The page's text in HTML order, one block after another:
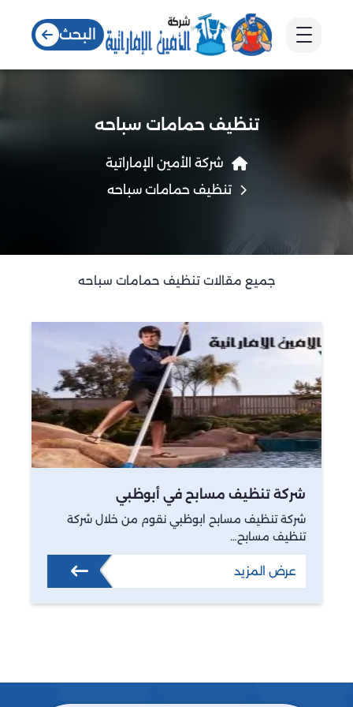
البحث
تنظيف حمامات سباحه
شركة الأمين الإماراتية
تنظيف حمامات سباحه
جميع مقالات تنظيف حمامات سباحه
شركة تنظيف مسابح في أبوظبي
شركة تنظيف مسابح ابوظبي نقوم من خلال شركة
تنظيف مسابح…
عرض المزيد